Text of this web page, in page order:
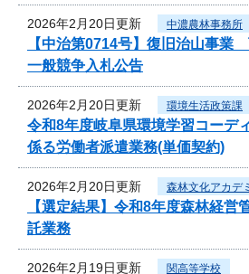
2026年2月20日更新 中濃農林事務所
【中治第0714号】復旧治山事
一般競争入札公告
2026年2月20日更新 環境生活政策課
令和8年度岐阜県環境学習コーデ
係る労働者派遣業務(単価契約)
2026年2月20日更新 森林文化アカデ
【選定結果】令和8年度森林経営
託業務
2026年2月19日更新 関高等学校